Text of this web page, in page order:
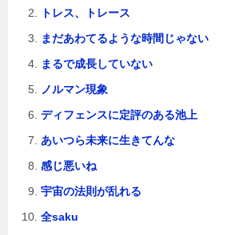
トレス、トレース
まだあわてるような時間じゃない
まるで成長していない
ノルマン現象
ディフェンスに定評のある池上
あいつら未来に生きてんな
感じ悪いね
宇宙の法則が乱れる
全saku